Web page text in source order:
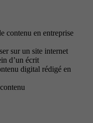
contenu en entreprise
sur un site internet
d’un écrit
digital rédigé en